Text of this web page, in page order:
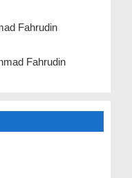
Fahrudin
Fahrudin